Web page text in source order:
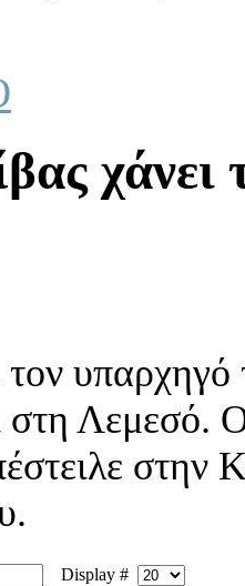
χάνει
τον
στη Λεμεσό.
στην
Display #